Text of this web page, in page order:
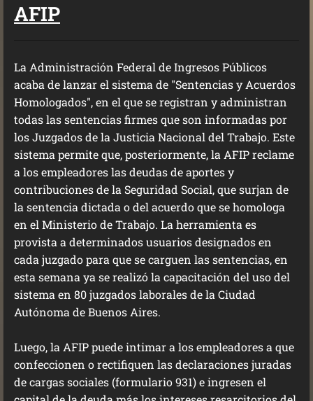
AFIP
La Administración Federal de Ingresos Públicos
acaba de lanzar el sistema de "Sentencias y Acuerdos
Homologados", en el que se registran y administran
todas las sentencias firmes que son informadas por
los Juzgados de la Justicia Nacional del Trabajo. Este
sistema permite que, posteriormente, la AFIP reclame
a los empleadores las deudas de aportes y
contribuciones de la Seguridad Social, que surjan de
la sentencia dictada o del acuerdo que se homologa
en el Ministerio de Trabajo. La herramienta es
provista a determinados usuarios designados en
cada juzgado para que se carguen las sentencias, en
esta semana ya se realizó la capacitación del uso del
sistema en 80 juzgados laborales de la Ciudad
Autónoma de Buenos Aires.
Luego, la AFIP puede intimar a los empleadores a que
confeccionen o rectifiquen las declaraciones juradas
de cargas sociales (formulario 931) e ingresen el